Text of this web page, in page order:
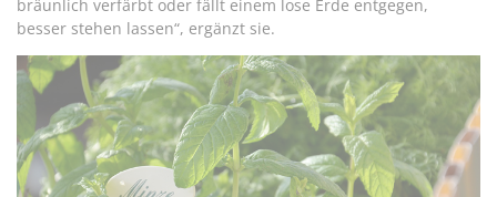
bräunlich verfärbt oder fällt einem lose Erde entgegen,
besser stehen lassen“, ergänzt sie.